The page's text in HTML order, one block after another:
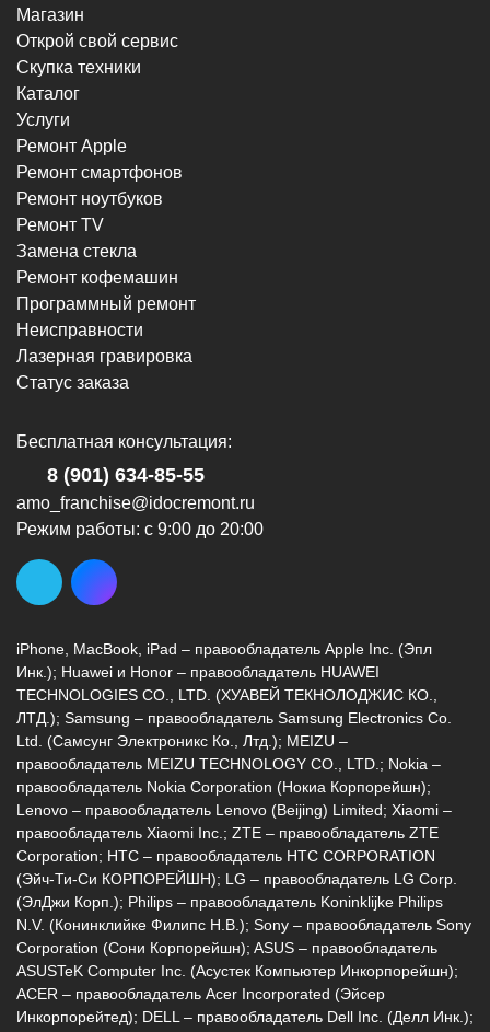
Магазин
Открой свой сервис
Скупка техники
Каталог
Услуги
Ремонт Apple
Ремонт смартфонов
Ремонт ноутбуков
Ремонт TV
Замена стекла
Ремонт кофемашин
Программный ремонт
Неисправности
Лазерная гравировка
Статус заказа
Бесплатная консультация:
8 (901) 634-85-55
amo_franchise@idocremont.ru
Режим работы: с 9:00 до 20:00
iPhone, MacBook, iPad – правообладатель Apple Inc. (Эпл
Инк.); Huawei и Honor – правообладатель HUAWEI
TECHNOLOGIES CO., LTD. (ХУАВЕЙ ТЕКНОЛОДЖИС КО.,
ЛТД.); Samsung – правообладатель Samsung Electronics Co.
Ltd. (Самсунг Электроникс Ко., Лтд.); MEIZU –
правообладатель MEIZU TECHNOLOGY CO., LTD.; Nokia –
правообладатель Nokia Corporation (Нокиа Корпорейшн);
Lenovo – правообладатель Lenovo (Beijing) Limited; Xiaomi –
правообладатель Xiaomi Inc.; ZTE – правообладатель ZTE
Corporation; HTC – правообладатель HTC CORPORATION
(Эйч-Ти-Си КОРПОРЕЙШН); LG – правообладатель LG Corp.
(ЭлДжи Корп.); Philips – правообладатель Koninklijke Philips
N.V. (Конинклийке Филипс Н.В.); Sony – правообладатель Sony
Corporation (Сони Корпорейшн); ASUS – правообладатель
ASUSTeK Computer Inc. (Асустек Компьютер Инкорпорейшн);
ACER – правообладатель Acer Incorporated (Эйсер
Инкорпорейтед); DELL – правообладатель Dell Inc. (Делл Инк.);